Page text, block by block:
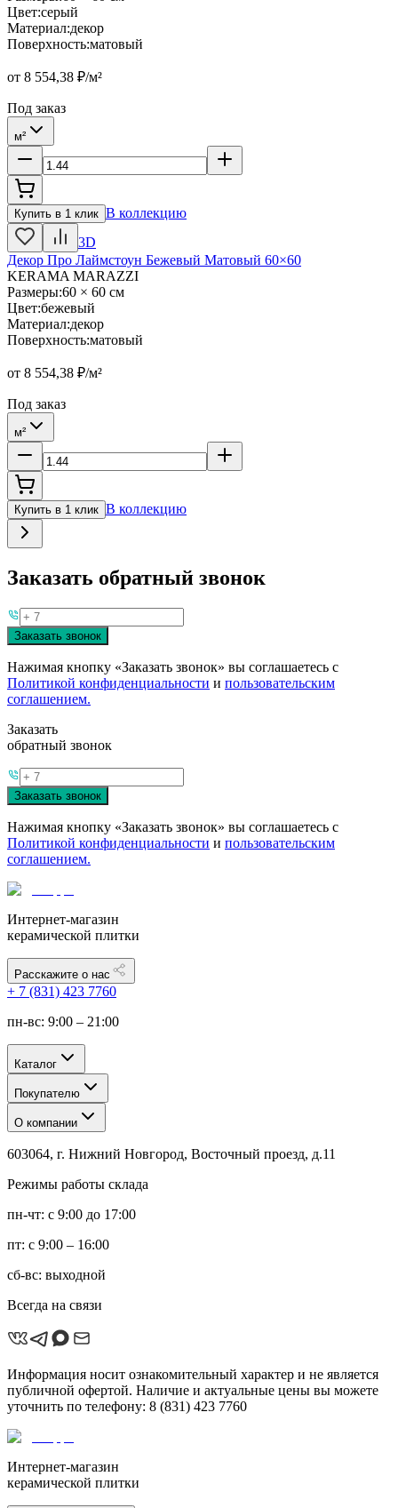
Цвет:серый
Материал:декор
Поверхность:матовый
от 8 554,38 ₽/м²
Под заказ
м²
Купить в 1 клик В коллекцию
3D
Декор Про Лаймстоун Бежевый Матовый 60×60
KERAMA MARAZZI
Размеры:60 × 60 см
Цвет:бежевый
Материал:декор
Поверхность:матовый
от 8 554,38 ₽/м²
Под заказ
м²
Купить в 1 клик В коллекцию
Заказать обратный звонок
Заказать звонок
Нажимая кнопку «Заказать звонок» вы соглашаетесь с
Политикой конфиденциальности и пользовательским
соглашением.
Заказать
обратный звонок
Заказать звонок
Нажимая кнопку «Заказать звонок» вы соглашаетесь с
Политикой конфиденциальности и пользовательским
соглашением.
Интернет-магазин
керамической плитки
Расскажите о нас
+ 7 (831) 423 7760
пн-вс: 9:00 – 21:00
Каталог
Покупателю
О компании
603064, г. Нижний Новгород, Восточный проезд, д.11
Режимы работы склада
пн-чт: с 9:00 до 17:00
пт: с 9:00 – 16:00
сб-вс: выходной
Всегда на связи
Информация носит ознакомительный характер и не является
публичной офертой. Наличие и актуальные цены вы можете
уточнить по телефону: 8 (831) 423 7760
Интернет-магазин
керамической плитки